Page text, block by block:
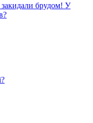
закидали брудом! У